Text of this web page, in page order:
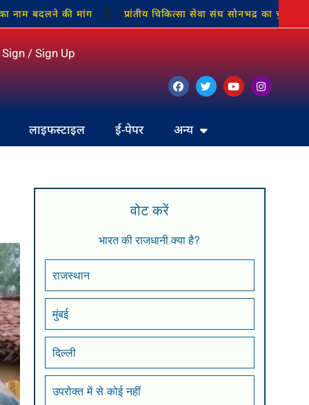
की मांग प्रांतीय चिकित्सा सेवा संघ सोनभद्र का चुनाव निर्विरोध
Sign / Sign Up
लाइफस्टाइल ई-पेपर अन्य
वोट करें
भारत की राजधानी क्या है?
राजस्थान
मुंबई
दिल्ली
उपरोक्त में से कोई नहीं